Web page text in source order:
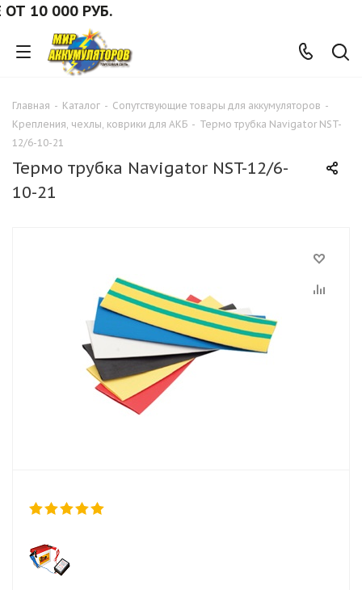
10 000 РУБ.
Главная - Каталог - Сопутствующие товары для аккумуляторов -
Крепления, чехлы, коврики для АКБ - Термо трубка Navigator NST-
12/6-10-21
Термо трубка Navigator NST-12/6-
10-21